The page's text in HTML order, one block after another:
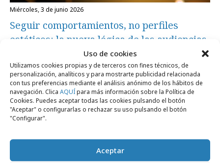
Uso de cookies
Utilizamos cookies propias y de terceros con fines técnicos, de
personalización, analíticos y para mostrarte publicidad relacionada
con tus preferencias mediante el análisis anónimo de los hábitos de
navegación. Clica AQUÍpara más información sobre la Política de
Cookies. Puedes aceptar todas las cookies pulsando el botón
"Aceptar" o configurarlas o rechazar su uso pulsando el botón
"Configurar".
Aceptar
miércoles, 3 de junio 2026
Seguir comportamientos, no perfiles
estáticos: la nueva lógica de las audiencias
Formación y estudios